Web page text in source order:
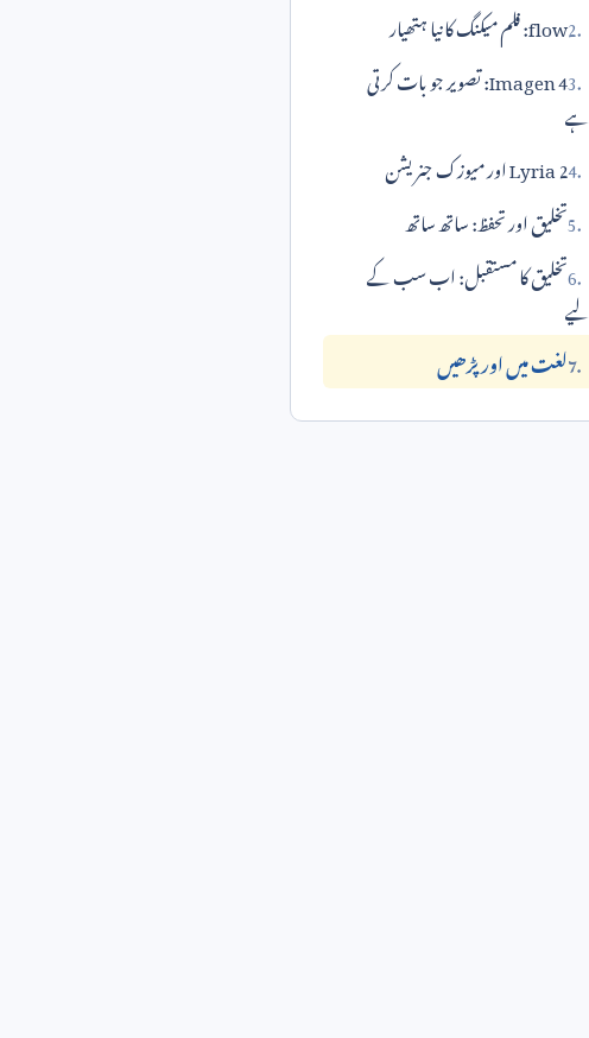
flow: فلم میکنگ کا نیا ہتھیار
Imagen 4: تصویر جو بات کرتی
ہے
Lyria 2 اور میوزک جنریشن
تخلیق اور تحفظ: ساتھ ساتھ
تخلیق کا مستقبل: اب سب کے
لیے
لغت میں اور پڑھیں